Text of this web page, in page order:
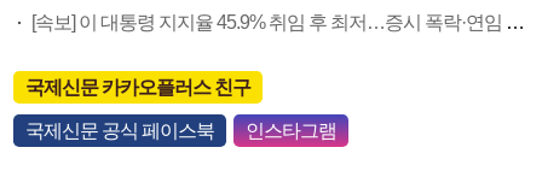
[속보] 이 대통령 지지율 45.9% 취임 후 최저…증시 폭락·연임 개헌 논란 영향
국제신문 카카오플러스 친구
국제신문 공식 페이스북 인스타그램